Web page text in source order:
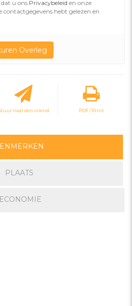
u ons Privacybeleid en onze
contactgegevens hebt gelezen en
naar een vriend PDF / Print
PLAATS
ECONOMIE